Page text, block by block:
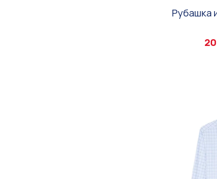
Рубашка